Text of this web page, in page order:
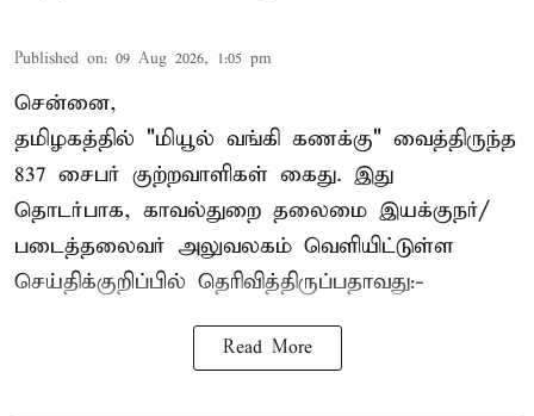
Published on: 09 Aug 2026, 1:05 pm
சென்னை,
தமிழகத்தில் "மியூல் வங்கி கணக்கு" வைத்திருந்த
837 சைபர் குற்றவாளிகள் கைது. இது
தொடர்பாக, காவல்துறை தலைமை இயக்குநர்/
படைத்தலைவர் அலுவலகம் வெளியிட்டுள்ள
செய்திக்குறிப்பில் தெரிவித்திருப்பதாவது:-
Read More